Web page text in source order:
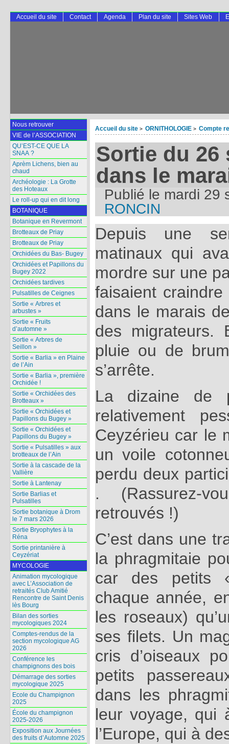
Accueil du site > ORNITHOLOGIE > Compte
Sortie du 26
dans le
Publié le mardi 29
RONCIN
Depuis une
matinaux qui
mordre sur une
faisaient
dans le marais
des migrateurs.
pluie ou de
s’arrête.
La dizaine de
relativement
Ceyzérieu car le
un voile
perdu deux
. (Rassurez-
retrouvés !)
C’est dans une
la phragmitaie
car des petits
chaque année,
les roseaux)
ses filets. Un
cris d’oiseaux
petits
dans les
leur voyage, qui
l’Europe, qui à
Accueil du site Contact Agenda Plan du site Sites Web
Nous retrouver
VIE de l’ASSOCIATION
QU’EST-CE QUE LA
SNAA ?
Aprèm Lichens, bien au
chaud
Archéologie : La Grotte
des Hoteaux
Le roll-up qui en dit long
BOTANIQUE
Botanique en Revermont
Brotteaux de Priay
Brotteaux de Priay
Orchidées du Bas- Bugey
Orchidées et Papillons du
Bugey 2022
Orchidées tardives
Pulsatilles de Ceignes
Sortie « Arbres et
arbustes »
Sortie « Fruits
d’automne »
Sortie « Arbres de
Seillon »
Sortie « Barlia » en Plaine
de l’Ain
Sortie « Barlia », première
Orchidée !
Sortie « Orchidées des
Brotteaux »
Sortie « Orchidées et
Papillons du Bugey »
Sortie « Orchidées et
Papillons du Bugey »
Sortie « Pulsatilles » aux
brotteaux de l’Ain
Sortie à la cascade de la
Vallière
Sortie à Lantenay
Sortie Barlias et
Pulsatilles
Sortie botanique à Drom
le 7 mars 2026
Sortie Bryophytes à la
Réna
Sortie printanière à
Ceyzériat
MYCOLOGIE
Animation mycologique
avec L’Association de
retraités Club Amitié
Rencontre de Saint Denis
lès Bourg
Bilan des sorties
mycologiques 2024
Comptes-rendus de la
section mycologique AG
2026
Conférence les
champignons des bois
Démarrage des sorties
mycologique 2025
Ecole du Champignon
2025
École du champignon
2025-2026
Exposition aux Journées
des fruits d’Automne 2025